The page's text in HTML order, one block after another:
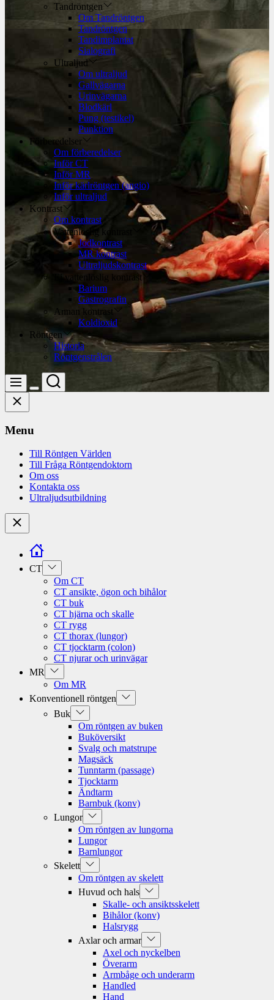
Tandröntgen
Om Tandröntgen
Tandröntgen
Tandimplantat
Sialografi
Ultraljud
Om ultraljud
Gallvägarna
Urinvägarna
Blodkärl
Pung (testikel)
Punktion
Förberedelser
Om förberedelser
Inför CT
Inför MR
Inför kärlröntgen (angio)
Inför ultraljud
Kontrast
Om kontrast
Vattenlöslig kontrast
Jodkontrast
MR kontrast
Ultraljudskontrast
Ej vattenlöslig kontrast
Barium
Gastrografin
Annan kontrast
Koldioxid
Röntgen
Historia
Röntgenstrålen
Menu
Switch
Search
Close
Menu
Till Röntgen Världen
Till Fråga Röntgendoktorn
Om oss
Kontakta oss
Ultraljudsutbildning
Close
CT Show
sub
menu
Om CT
CT ansikte, ögon och bihålor
CT buk
CT hjärna och skalle
CT rygg
CT thorax (lungor)
CT tjocktarm (colon)
CT njurar och urinvägar
MR Show
sub
menu
Om MR
Konventionell röntgen Show
sub
Buk Show
sub
menu
Om röntgen av buken
Buköversikt
Svalg och matstrupe
Magsäck
Tunntarm (passage)
Tjocktarm
Ändtarm
Barnbuk (konv)
Lungor Show
sub
menu
Om röntgen av lungorna
Lungor
Barnlungor
Skelett Show
sub
menu
Om röntgen av skelett
Huvud och hals Show
sub
menu
Skalle- och ansiktsskelett
Bihålor (konv)
Halsrygg
Axlar och armar Show
sub
menu
Axel och nyckelben
Överarm
Armbåge och underarm
Handled
Hand